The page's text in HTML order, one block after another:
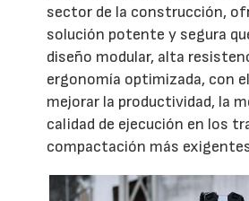
sector de la construcción,
solución potente y segura
diseño modular, alta
ergonomía optimizada, con
mejorar la productividad, la
calidad de ejecución en los
compactación más